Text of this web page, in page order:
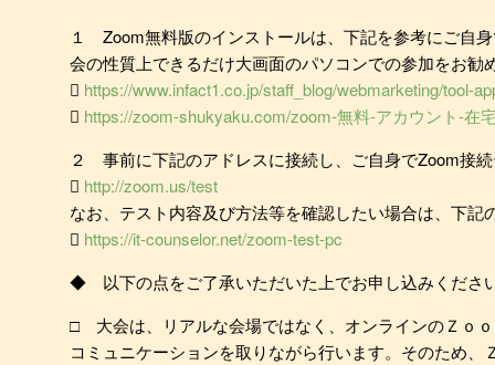
１ Zoom無料版のインストールは、下記を参考にご自
会の性質上できるだけ大画面のパソコンでの参加をお勧
 https://www.infact1.co.jp/staff_blog/webmarketing/tool-
 https://zoom-shukyaku.com/zoom-無料-アカウント-在
２ 事前に下記のアドレスに接続し、ご自身でZoom接
 http://zoom.us/test
なお、テスト内容及び方法等を確認したい場合は、下記
 https://it-counselor.net/zoom-test-pc
◆ 以下の点をご了承いただいた上でお申し込みくださ
□ 大会は、リアルな会場ではなく、オンラインのＺｏ
コミュニケーションを取りながら行います。そのため